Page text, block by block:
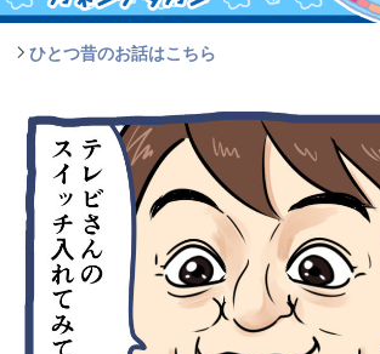
ひとつ昔のお話はこちら